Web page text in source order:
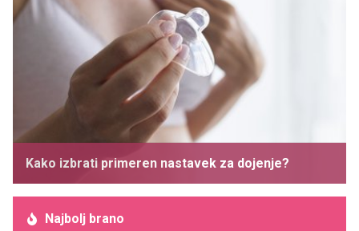
Kako izbrati primeren nastavek za dojenje?
Najbolj brano